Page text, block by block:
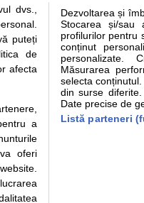
Specialitati medicale
sanatate disponibile pe
Va sfatuim, ca pe langa
la medic Clickmed.
consumatorului
consumatorilor -
Alternativa a
0800.080.999
europene - CNAS
Sanatatii - ANMDM
dvs.,
puteți
de
afecta
a
oferi
Dezvoltarea și
Stocarea și/sau
profilurilor pentru
conținut
personalizate.
Măsurarea
selecta
din surse
Date precise de
Listă parteneri